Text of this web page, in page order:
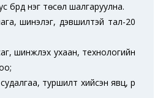
бүрд нэг төсөл шалгаруулна.
шинэлэг, дэвшилтэй тал-20
шинжлэх ухаан, технологийн
туршилт хийсэн явц, үр